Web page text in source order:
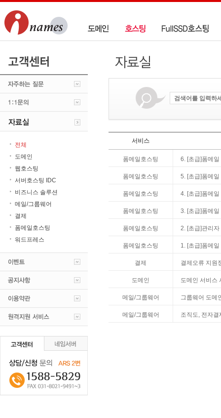
전체
도메인
웹호스팅
서버호스팅 IDC
비즈니스 솔루션
메일/그룹웨어
결제
폼메일호스팅
워드프레스
서비스
폼메일호스팅 6. [초급]폼메
폼메일호스팅 5. [초급]폼메
폼메일호스팅 4. [초급]폼메
폼메일호스팅 3. [초급]폼메
폼메일호스팅 2. [초급]관리
폼메일호스팅 1. [초급]폼메
결제 결제오류 지원
도메인 도메인 서비스
메일/그룹웨어 그룹웨어 도메
메일/그룹웨어 조직도, 전자